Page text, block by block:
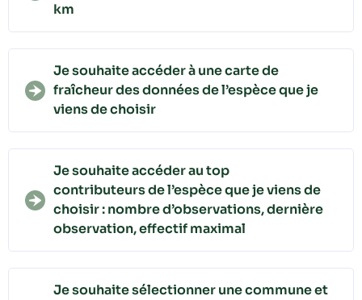
km
Je souhaite accéder à une carte de
fraîcheur des données de l’espèce que je
viens de choisir
Je souhaite accéder au top
contributeurs de l’espèce que je viens de
choisir : nombre d’observations, dernière
observation, effectif maximal
Je souhaite sélectionner une commune et